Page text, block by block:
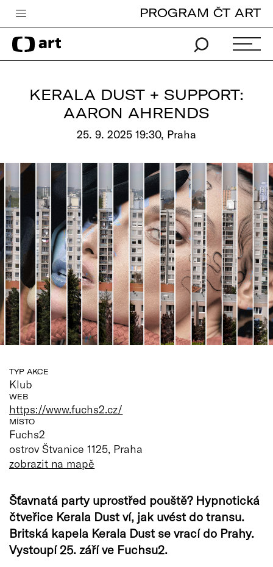
Česká televize
Zpravodajství
Vše o ČT
PROGRAM ČT ART
KERALA DUST + SUPPORT:
AARON AHRENDS
25. 9. 2025 19:30, Praha
TYP AKCE
Klub
WEB
https://www.fuchs2.cz/
MÍSTO
Fuchs2
ostrov Štvanice 1125, Praha
zobrazit na mapě
Šťavnatá party uprostřed pouště? Hypnotická
čtveřice Kerala Dust ví, jak uvést do transu.
Britská kapela Kerala Dust se vrací do Prahy.
Vystoupí 25. září ve Fuchsu2.